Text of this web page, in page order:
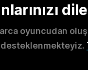
oyuncudan
desteklenmekteyiz.